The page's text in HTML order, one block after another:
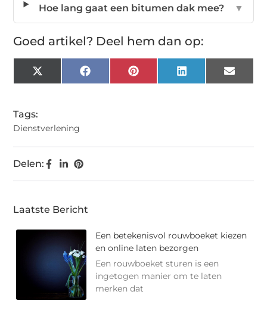
Hoe lang gaat een bitumen dak mee? ▼
Goed artikel? Deel hem dan op:
X
(Twitter)
FacebookPinterest LinkedIn Email
Tags:
Dienstverlening
Delen:
Laatste Bericht
Een betekenisvol rouwboeket kiezen
en online laten bezorgen
Een rouwboeket sturen is een
ingetogen manier om te laten
merken dat